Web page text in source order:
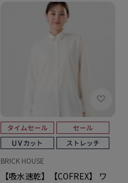
BRICK HOUSE
【吸水速乾】【COFREX】 ワ